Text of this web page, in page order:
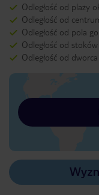
Odległość od plaży
Odległość od
Odległość od pola
Odległość od
Odległość od